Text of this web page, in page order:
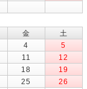
金
土
4
5
11
12
18
19
25
26